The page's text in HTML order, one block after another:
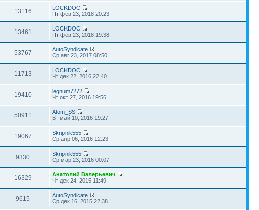
13116
LOCKDOC
Пт фев 23, 2018 20:23
13461
LOCKDOC
Пт фев 23, 2018 19:38
53767
AutoSyndicate
Ср авг 23, 2017 08:50
11713
LOCKDOC
Чт дек 22, 2016 22:40
19410
legnum7272
Чт окт 27, 2016 19:56
50911
Atom_SS
Вт май 10, 2016 19:27
19067
Skripnik555
Ср апр 06, 2016 12:23
9330
Skripnik555
Ср мар 23, 2016 00:07
16329
Анатолий Валерьевич
Чт дек 24, 2015 11:49
9615
AutoSyndicate
Ср дек 16, 2015 22:38